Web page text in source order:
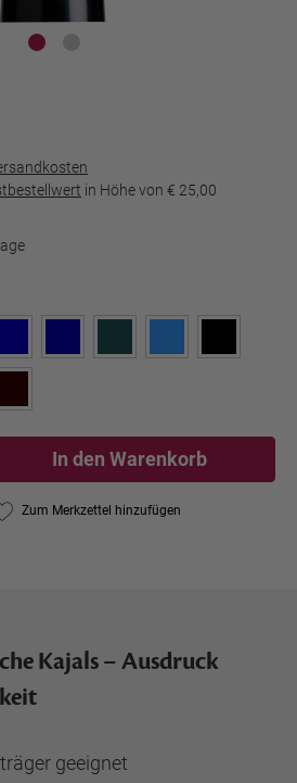
in Höhe von € 25,00
In den Warenkorb
Zum Merkzettel hinzufügen
Kajals – Ausdruck
geeignet